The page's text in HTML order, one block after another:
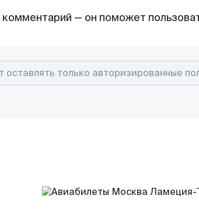
комментарий — он поможет